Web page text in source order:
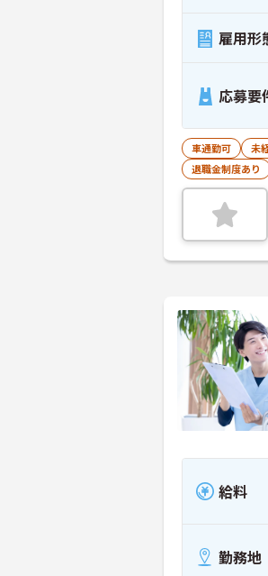
雇用形
応募要
車通勤可 未
退職金制度あり
給料
勤務地